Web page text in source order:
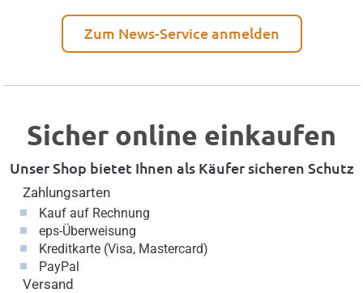
Zum News-Service anmelden
Sicher online einkaufen
Unser Shop bietet Ihnen als Käufer sicheren Schutz
Zahlungsarten
Kauf auf Rechnung
eps-Überweisung
Kreditkarte (Visa, Mastercard)
PayPal
Versand